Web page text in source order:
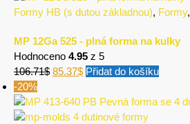
Formy HB (s dutou základnou), Formy,
MP 12Ga 525 - plná forma na kulky
Hodnoceno 4.95 z 5
106.71$ 85.37$ Přidat do košíku
-20%